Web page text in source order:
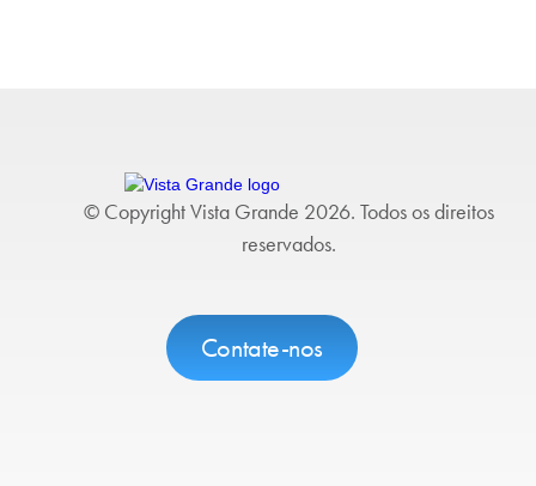
Contate-nos
© Copyright Vista Grande 2026. Todos os direitos
reservados.